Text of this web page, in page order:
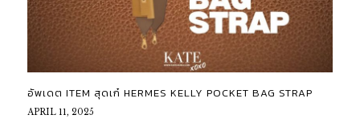
อัพเดต ITEM สุดเก๋ HERMES KELLY POCKET BAG STRAP
APRIL 11, 2025